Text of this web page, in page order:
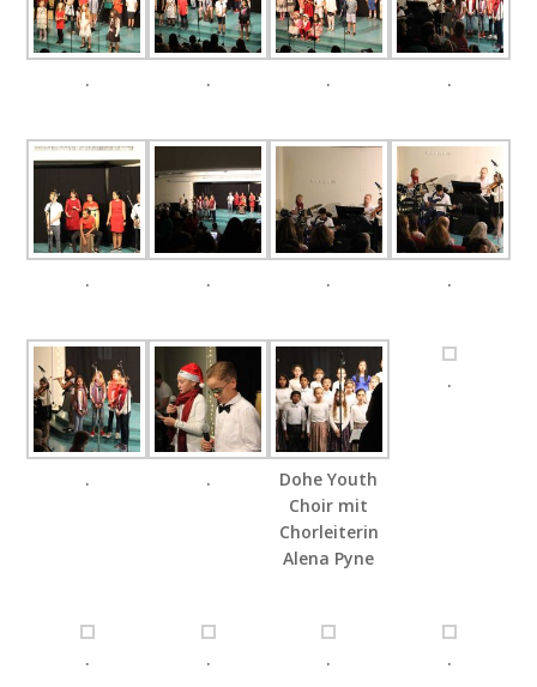
. . . .
. . . .
. .
Dohe Youth
Choir mit
Chorleiterin
Alena Pyne
.
. . . .